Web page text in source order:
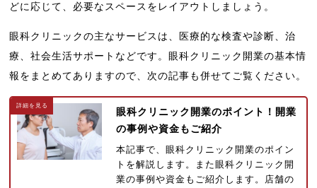
どに応じて、必要なスペースをレイアウトしましょう。
眼科クリニックの主なサービスは、医療的な検査や診断、治
療、社会生活サポートなどです。眼科クリニック開業の基本情
報をまとめてありますので、次の記事も併せてご覧ください。
眼科クリニック開業のポイント！開業
の事例や資金もご紹介
本記事で、眼科クリニック開業のポイン
トを解説します。また眼科クリニック開
業の事例や資金もご紹介します。店舗の